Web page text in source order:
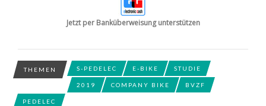
Jetzt per Banküberweisung unterstützen
THEMEN S-PEDELEC E-BIKE STUDIE
2019 COMPANY BIKE BVZF
PEDELEC